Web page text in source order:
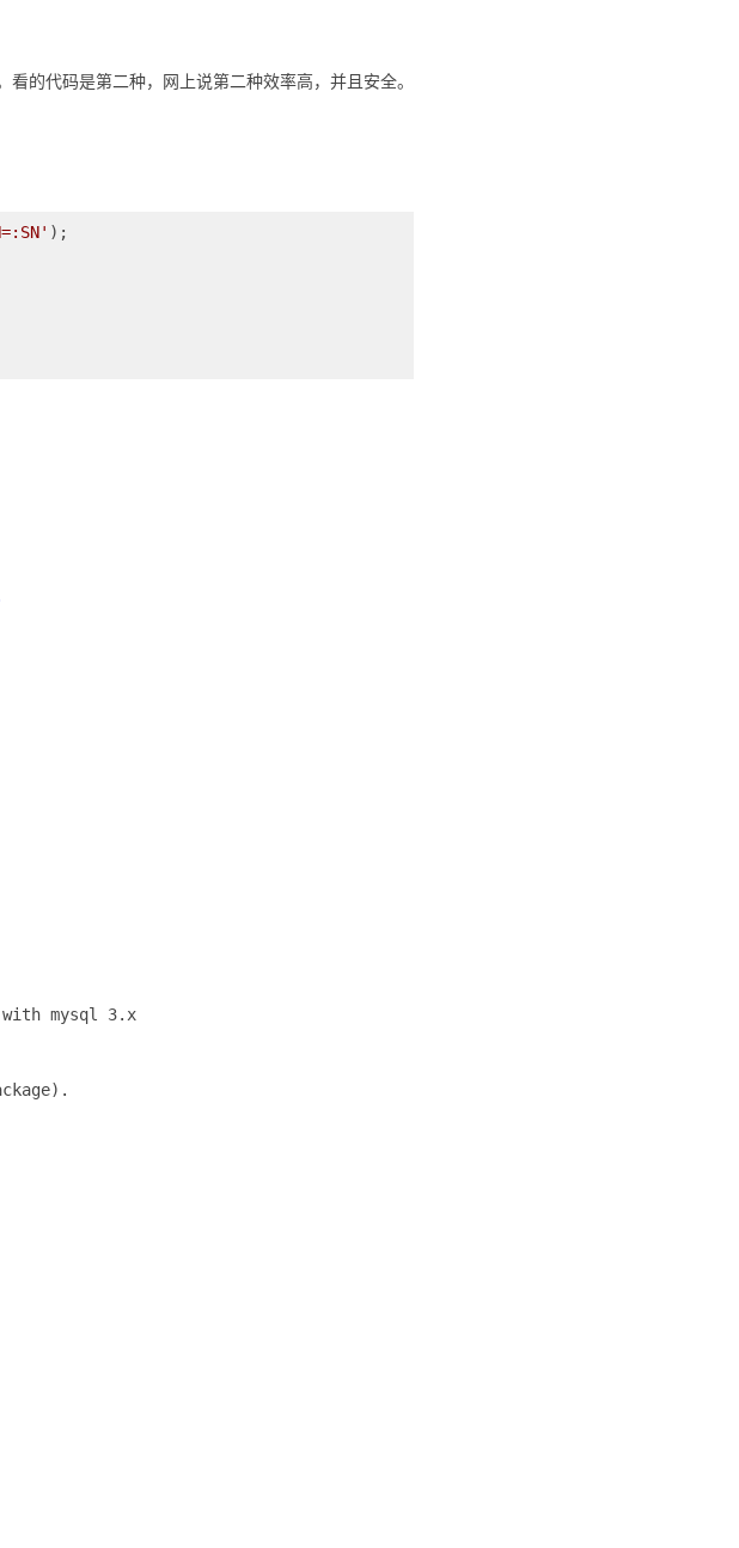
的代码是第二种，网上说第二种效率高，并且安全。
mysql 3.x